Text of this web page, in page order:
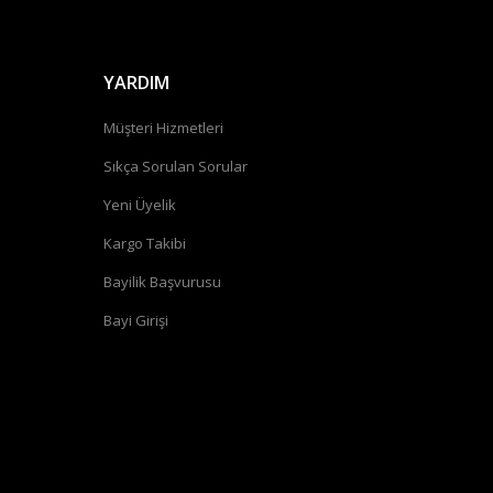
YARDIM
Müşteri Hizmetleri
Sıkça Sorulan Sorular
Yeni Üyelik
Kargo Takibi
Bayilik Başvurusu
Bayi Girişi